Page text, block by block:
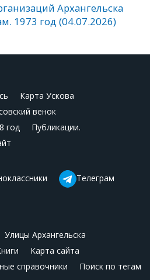
Архангельска
1973 год (04.07.2026)
Карта Ускова
венок
год
Публикации.
Телеграм
Улицы Архангельска
Карта сайта
справочники Поиск по тегам